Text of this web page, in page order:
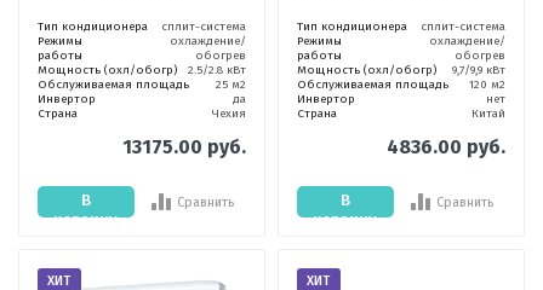
Тип кондиционера
сплит-система
Режимы
работы
охлаждение/
обогрев
Мощность (охл/обогр)
2.5/2.8 кВт
Обслуживаемая площадь
25 м2
Инвертор
да
Страна
Чехия
13175.00 руб.
В
корзину
Сравнить
Тип кондиционера
сплит-система
Режимы
работы
охлаждение/
обогрев
Мощность (охл/обогр)
9,7/9,9 кВт
Обслуживаемая площадь
120 м2
Инвертор
нет
Страна
Китай
4836.00 руб.
В
корзину
Сравнить
ХИТ
ХИТ